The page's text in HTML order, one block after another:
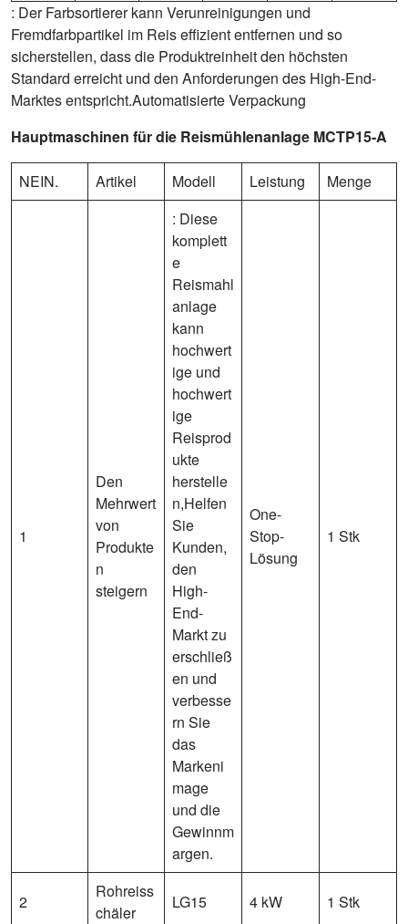
: Der Farbsortierer kann Verunreinigungen und
Fremdfarbpartikel im Reis effizient entfernen und so
sicherstellen, dass die Produktreinheit den höchsten
Standard erreicht und den Anforderungen des High-End-
Marktes entspricht.Automatisierte Verpackung
Hauptmaschinen für die Reismühlenanlage MCTP15-A
NEIN. Artikel Modell Leistung Menge
1
Den
Mehrwert
von
Produkte
n
steigern
: Diese
komplett
e
Reismahl
anlage
kann
hochwert
ige und
hochwert
ige
Reisprod
ukte
herstelle
n,Helfen
Sie
Kunden,
den
High-
End-
Markt zu
erschließ
en und
verbesse
rn Sie
das
Markeni
mage
und die
Gewinnm
argen.
One-
Stop-
Lösung
1 Stk
2
Rohreiss
chäler
LG15 4 kW 1 Stk